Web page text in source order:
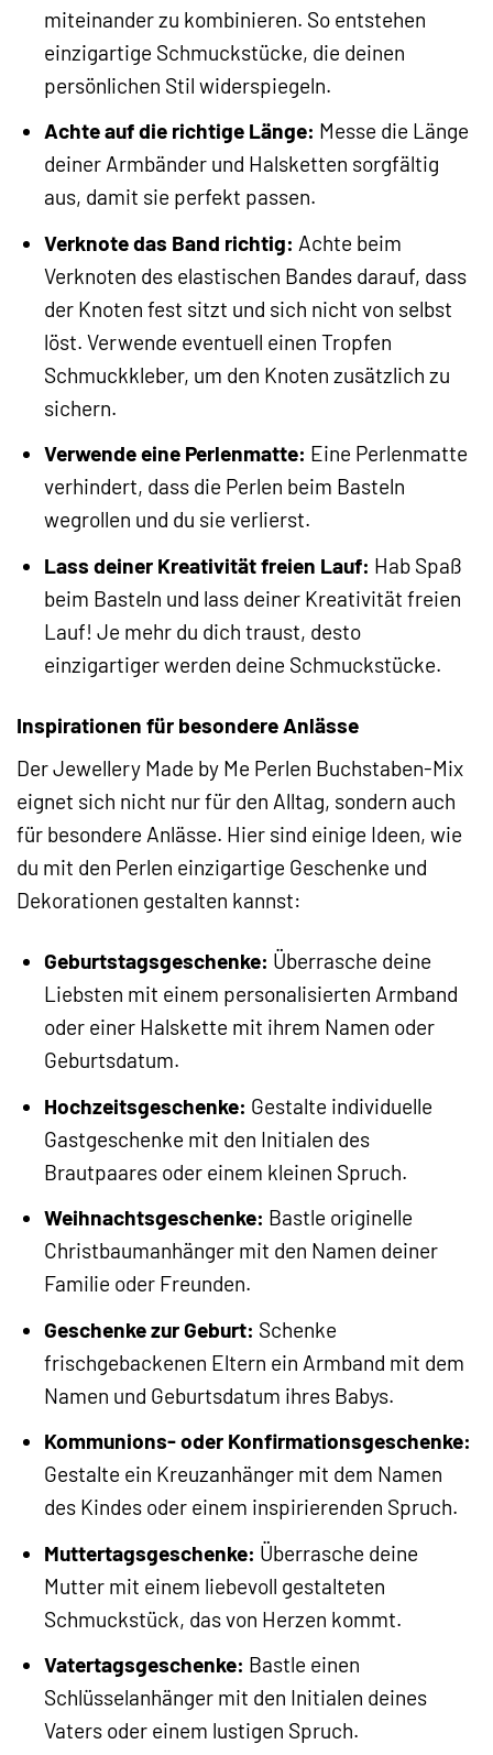
miteinander zu kombinieren. So entstehen
einzigartige Schmuckstücke, die deinen
persönlichen Stil widerspiegeln.
Achte auf die richtige Länge: Messe die Länge
deiner Armbänder und Halsketten sorgfältig
aus, damit sie perfekt passen.
Verknote das Band richtig: Achte beim
Verknoten des elastischen Bandes darauf, dass
der Knoten fest sitzt und sich nicht von selbst
löst. Verwende eventuell einen Tropfen
Schmuckkleber, um den Knoten zusätzlich zu
sichern.
Verwende eine Perlenmatte: Eine Perlenmatte
verhindert, dass die Perlen beim Basteln
wegrollen und du sie verlierst.
Lass deiner Kreativität freien Lauf: Hab Spaß
beim Basteln und lass deiner Kreativität freien
Lauf! Je mehr du dich traust, desto
einzigartiger werden deine Schmuckstücke.
Inspirationen für besondere Anlässe
Der Jewellery Made by Me Perlen Buchstaben-Mix
eignet sich nicht nur für den Alltag, sondern auch
für besondere Anlässe. Hier sind einige Ideen, wie
du mit den Perlen einzigartige Geschenke und
Dekorationen gestalten kannst:
Geburtstagsgeschenke: Überrasche deine
Liebsten mit einem personalisierten Armband
oder einer Halskette mit ihrem Namen oder
Geburtsdatum.
Hochzeitsgeschenke: Gestalte individuelle
Gastgeschenke mit den Initialen des
Brautpaares oder einem kleinen Spruch.
Weihnachtsgeschenke: Bastle originelle
Christbaumanhänger mit den Namen deiner
Familie oder Freunden.
Geschenke zur Geburt: Schenke
frischgebackenen Eltern ein Armband mit dem
Namen und Geburtsdatum ihres Babys.
Kommunions- oder Konfirmationsgeschenke:
Gestalte ein Kreuzanhänger mit dem Namen
des Kindes oder einem inspirierenden Spruch.
Muttertagsgeschenke: Überrasche deine
Mutter mit einem liebevoll gestalteten
Schmuckstück, das von Herzen kommt.
Vatertagsgeschenke: Bastle einen
Schlüsselanhänger mit den Initialen deines
Vaters oder einem lustigen Spruch.